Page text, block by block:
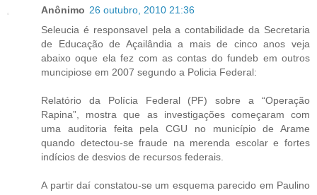
Anônimo 26 outubro, 2010 21:36
Seleucia é responsavel pela a contabilidade da Secretaria
de Educação de Açailândia a mais de cinco anos veja
abaixo oque ela fez com as contas do fundeb em outros
muncipiose em 2007 segundo a Policia Federal:
Relatório da Polícia Federal (PF) sobre a “Operação
Rapina”, mostra que as investigações começaram com
uma auditoria feita pela CGU no município de Arame
quando detectou-se fraude na merenda escolar e fortes
indícios de desvios de recursos federais.
A partir daí constatou-se um esquema parecido em Paulino